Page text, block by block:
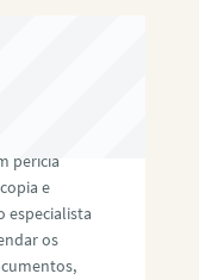
perícia
e
especialista
os